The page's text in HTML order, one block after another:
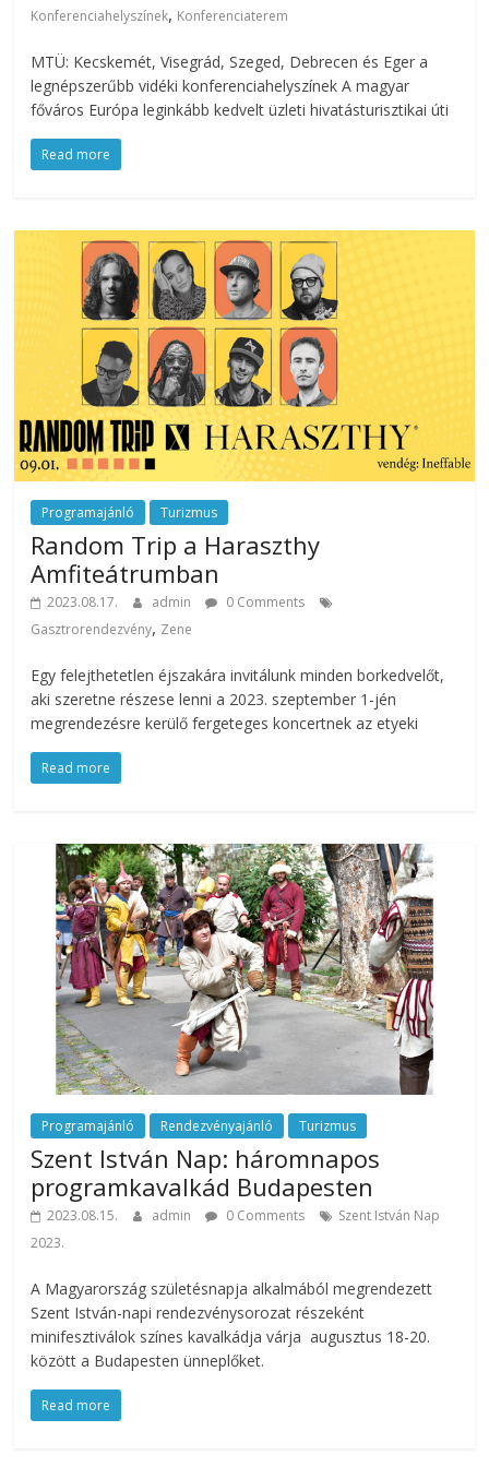
Konferenciahelyszínek, Konferenciaterem
MTÜ: Kecskemét, Visegrád, Szeged, Debrecen és Eger a
legnépszerűbb vidéki konferenciahelyszínek A magyar
főváros Európa leginkább kedvelt üzleti hivatásturisztikai úti
Read more
Programajánló Turizmus
Random Trip a Haraszthy
Amfiteátrumban
2023.08.17. admin
0 Comments
Gasztrorendezvény, Zene
Egy felejthetetlen éjszakára invitálunk minden borkedvelőt,
aki szeretne részese lenni a 2023. szeptember 1-jén
megrendezésre kerülő fergeteges koncertnek az etyeki
Read more
Programajánló Rendezvényajánló Turizmus
Szent István Nap: háromnapos
programkavalkád Budapesten
2023.08.15. admin 0 Comments
Szent István Nap
2023.
A Magyarország születésnapja alkalmából megrendezett
Szent István-napi rendezvénysorozat részeként
minifesztiválok színes kavalkádja várja augusztus 18-20.
között a Budapesten ünneplőket.
Read more